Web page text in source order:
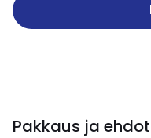
Pakkaus ja ehdot